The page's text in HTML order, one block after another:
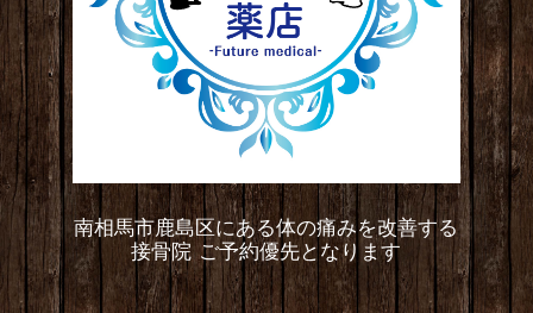
南相馬市鹿島区にある体の痛みを改善する
接骨院 ご予約優先となります